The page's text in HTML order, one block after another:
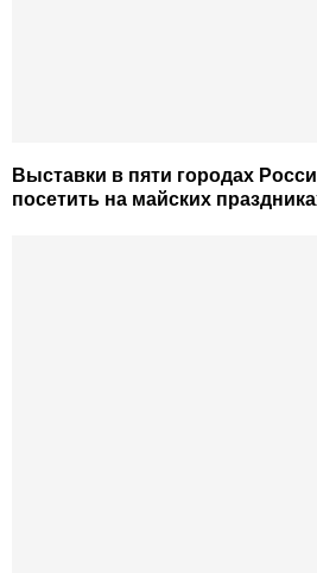
Выставки в пяти городах
посетить на майских